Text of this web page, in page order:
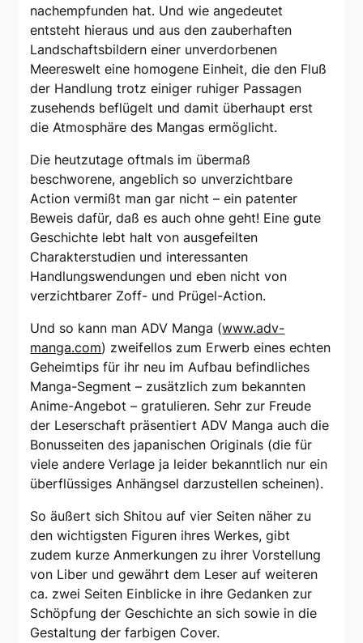
nachempfunden hat. Und wie angedeutet
entsteht hieraus und aus den zauberhaften
Landschaftsbildern einer unverdorbenen
Meereswelt eine homogene Einheit, die den Fluß
der Handlung trotz einiger ruhiger Passagen
zusehends beflügelt und damit überhaupt erst
die Atmosphäre des Mangas ermöglicht.
Die heutzutage oftmals im übermaß
beschworene, angeblich so unverzichtbare
Action vermißt man gar nicht – ein patenter
Beweis dafür, daß es auch ohne geht! Eine gute
Geschichte lebt halt von ausgefeilten
Charakterstudien und interessanten
Handlungswendungen und eben nicht von
verzichtbarer Zoff- und Prügel-Action.
Und so kann man ADV Manga (www.adv-
manga.com) zweifellos zum Erwerb eines echten
Geheimtips für ihr neu im Aufbau befindliches
Manga-Segment – zusätzlich zum bekannten
Anime-Angebot – gratulieren. Sehr zur Freude
der Leserschaft präsentiert ADV Manga auch die
Bonusseiten des japanischen Originals (die für
viele andere Verlage ja leider bekanntlich nur ein
überflüssiges Anhängsel darzustellen scheinen).
So äußert sich Shitou auf vier Seiten näher zu
den wichtigsten Figuren ihres Werkes, gibt
zudem kurze Anmerkungen zu ihrer Vorstellung
von Liber und gewährt dem Leser auf weiteren
ca. zwei Seiten Einblicke in ihre Gedanken zur
Schöpfung der Geschichte an sich sowie in die
Gestaltung der farbigen Cover.